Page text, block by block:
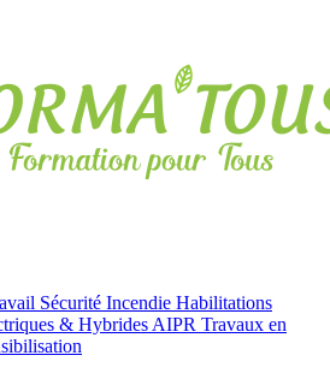
Sécurité Incendie Habilitations
& Hybrides AIPR Travaux en